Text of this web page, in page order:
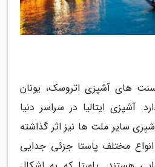
سنت های آشپزی اتروسک، یونان
آشپزی ایتالیا در سراسر دنیا
سایر ملت ها نیز اثر گذاشته
انواع مختلف پاستا جزئی جدایی